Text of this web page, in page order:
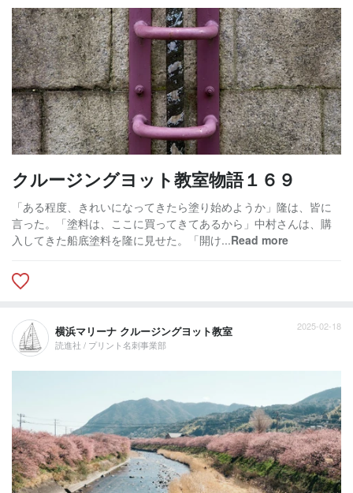
クルージングヨット教室物語１６９
「ある程度、きれいになってきたら塗り始めようか」隆は、皆に
言った。「塗料は、ここに買ってきてあるから」中村さんは、購
入してきた船底塗料を隆に見せた。「開け...Read more
横浜マリーナ クルージングヨット教室
読進社 / プリント名刺事業部
2025-02-18